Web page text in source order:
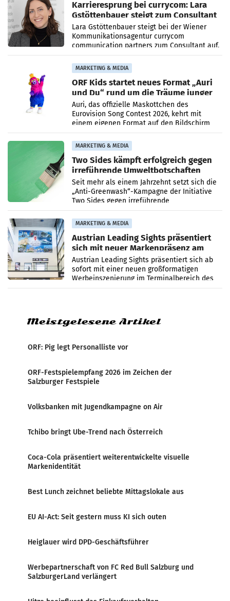
Karrieresprung bei currycom: Lara
Gstöttenbauer steigt zum Consultant
auf
Lara Gstöttenbauer steigt bei der Wiener
Kommunikationsagentur currycom
communication partners zum Consultant auf.
Die 27-jährige Beraterin betreut Kundinnen
und Kunden in den Bereichen
MARKETING & MEDIA
ORF Kids startet neues Format „Auri
und Du“ rund um die Träume junger
Menschen
Auri, das offizielle Maskottchen des
Eurovision Song Contest 2026, kehrt mit
einem eigenen Format auf den Bildschirm
zurück. In der neuen Sendung „Auri und Du“
bei ORF Kids steht
MARKETING & MEDIA
Two Sides kämpft erfolgreich gegen
irreführende Umweltbotschaften
beim Papiereinsatz
Seit mehr als einem Jahrzehnt setzt sich die
„Anti-Greenwash“-Kampagne der Initiative
Two Sides gegen irreführende
Umweltaussagen bei Papierkommunikation
und papierbasierten Verpackungen
MARKETING & MEDIA
Austrian Leading Sights präsentiert
sich mit neuer Markenpräsenz am
Flughafen Wien
Austrian Leading Sights präsentiert sich ab
sofort mit einer neuen großformatigen
Werbeinszenierung im Terminalbereich des
Flughafen Wien. Die Präsenz befindet sich im
Meistgelesene Artikel
ORF: Pig legt Personalliste vor
ORF-Festspielempfang 2026 im Zeichen der
Salzburger Festspiele
Volksbanken mit Jugendkampagne on Air
Tchibo bringt Ube-Trend nach Österreich
Coca-Cola präsentiert weiterentwickelte visuelle
Markenidentität
Best Lunch zeichnet beliebte Mittagslokale aus
EU AI-Act: Seit gestern muss KI sich outen
Heiglauer wird DPD-Geschäftsführer
Werbepartnerschaft von FC Red Bull Salzburg und
SalzburgerLand verlängert